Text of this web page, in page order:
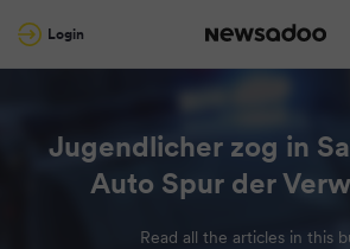
Login
Jugendlicher zog in
Auto Spur der
Read all the articles in this